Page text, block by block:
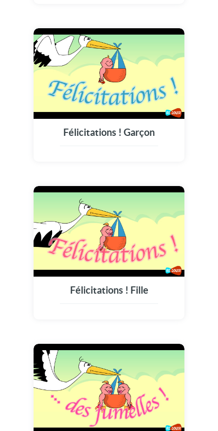
Félicitations ! Garçon
Félicitations ! Fille